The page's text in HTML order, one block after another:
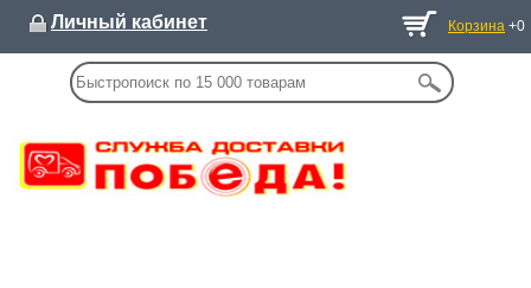
Личный кабинет Корзина +0